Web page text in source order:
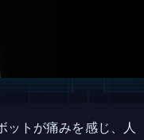
ットが痛みを感じ、人